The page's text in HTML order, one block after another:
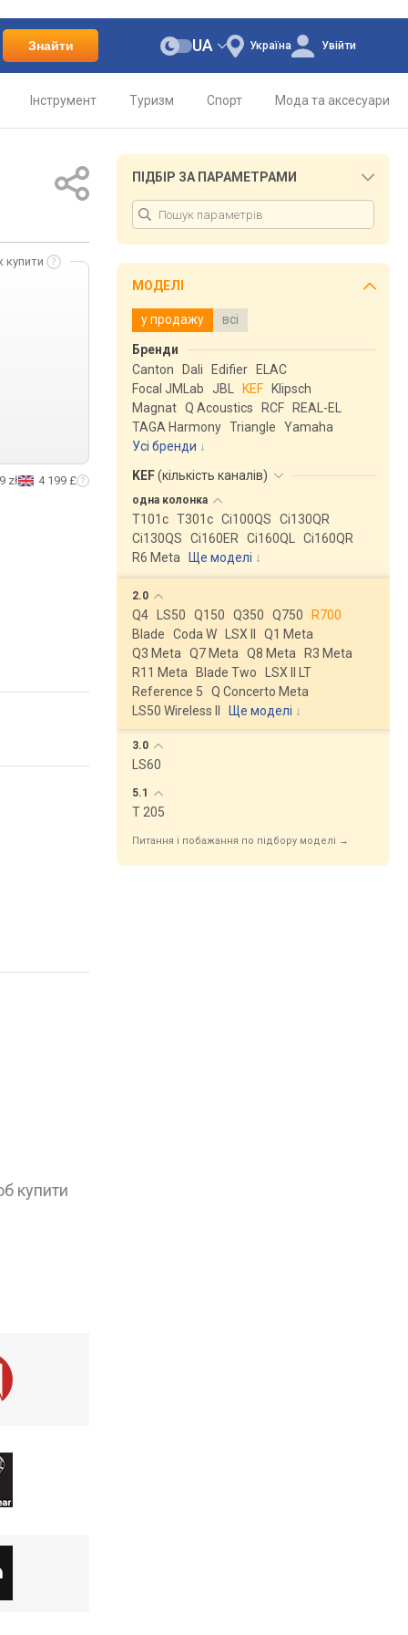
Знайти Україна
UA Увійти
Інструмент Туризм Спорт Мода та аксесуари
купити
zł 4 199 £
купити
ПІДБІР ЗА ПАРАМЕТРАМИ
МОДЕЛІ
у продажу всі
Бренди
Canton
Dali Edifier
ELAC
Focal JMLab
JBL KEF
Klipsch
Magnat Q Acoustics RCF
REAL-EL
TAGA Harmony Triangle
Yamaha
Усі бренди
KEF(кількість каналів)
одна колонка
T101c T301c Ci100QS
Ci130QR
Ci130QS
Ci160ER Ci160QL
Ci160QR
R6 Meta
Ще моделі ↓
2.0
Q4 LS50 Q150 Q350 Q750
R700
Blade
Coda W LSX II
Q1 Meta
Q3 Meta
Q7 Meta Q8 Meta
R3 Meta
R11 Meta
Blade Two
LSX II LT
Reference 5
Q Concerto Meta
LS50 Wireless II
Ще моделі ↓
3.0
LS60
5.1
T 205
Питання і побажання по підбору моделі →